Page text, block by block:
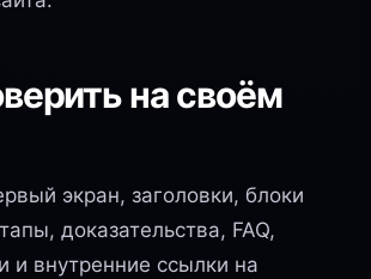
на своём
экран, заголовки, блоки
доказательства, FAQ,
и внутренние ссылки на